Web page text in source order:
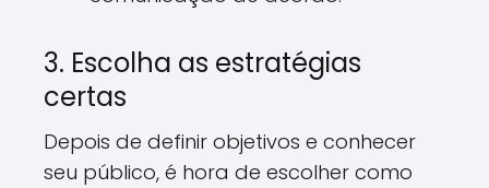
3. Escolha as estratégias
certas
Depois de definir objetivos e conhecer
seu público, é hora de escolher como